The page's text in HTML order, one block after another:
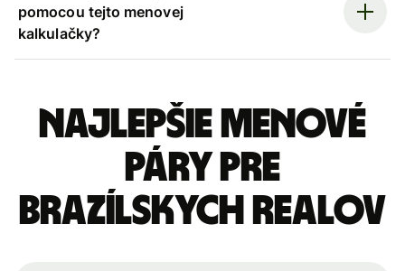
pomocou tejto menovej
kalkulačky?
Najlepšie menové
páry pre
Brazílskych realov